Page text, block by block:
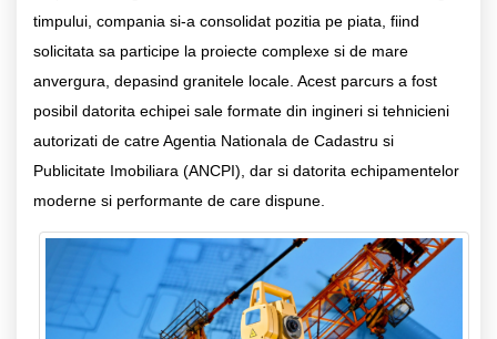
timpului, compania si-a consolidat pozitia pe piata, fiind
solicitata sa participe la proiecte complexe si de mare
anvergura, depasind granitele locale. Acest parcurs a fost
posibil datorita echipei sale formate din ingineri si tehnicieni
autorizati de catre Agentia Nationala de Cadastru si
Publicitate Imobiliara (ANCPI), dar si datorita echipamentelor
moderne si performante de care dispune.